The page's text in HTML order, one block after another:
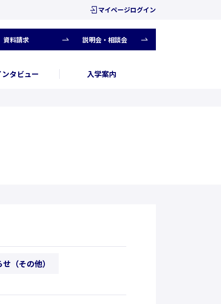
マイページログイン
資料請求 説明会・相談会
ンタビュー 入学案内
（その他）